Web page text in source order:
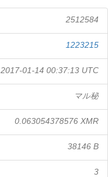
2512584
1223215
2017-01-14 00:37:13 UTC
マル秘
0.063054378576 XMR
38146 B
3